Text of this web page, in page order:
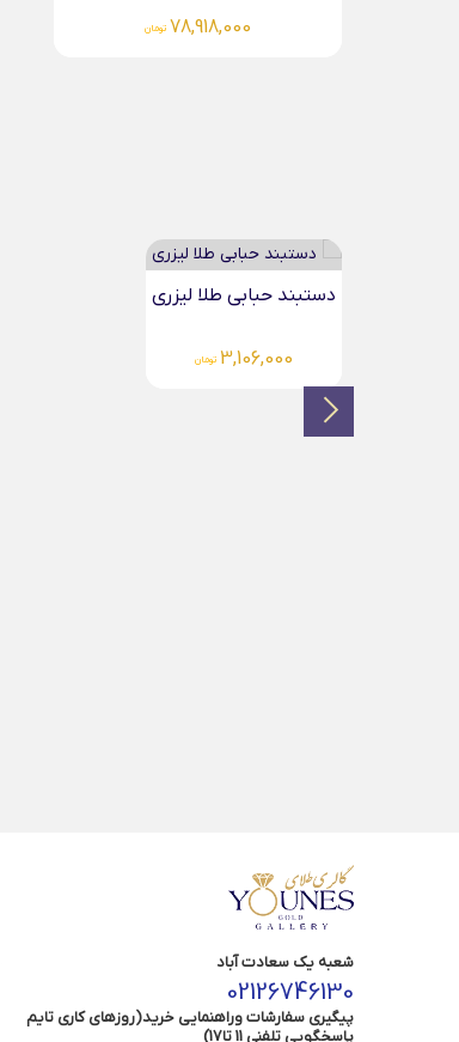
78,918,000 تومان
آویز اسنوپی طلا لیزری
4,141,000 تومان
شعبه یک سعادت آباد
02126746130
پیگیری سفارشات وراهنمایی خرید(روزهای کاری تایم
پاسخگویی تلفنی 11 تا17)